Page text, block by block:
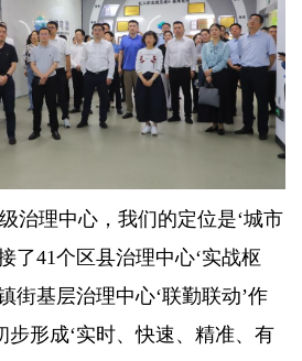
治理中心，我们的定位是‘城市
了41个区县治理中心‘实战枢
街基层治理中心‘联勤联动’作
步形成‘实时、快速、精准、有